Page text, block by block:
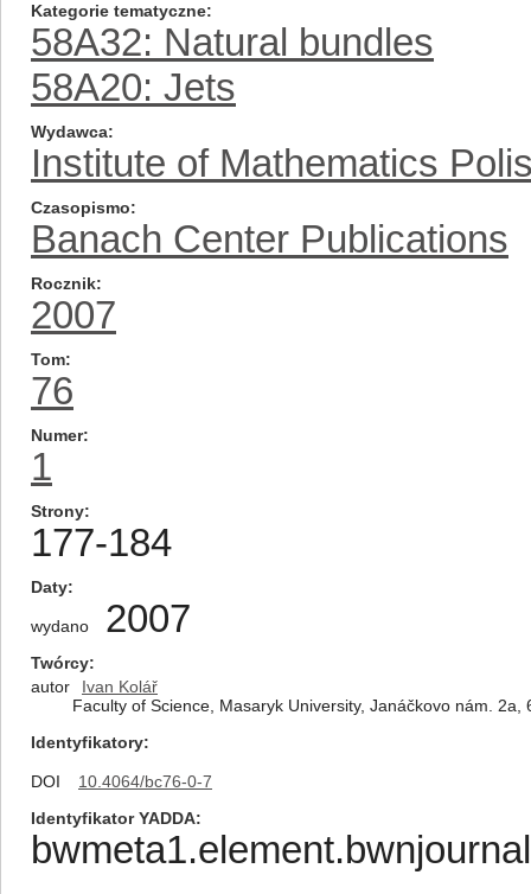
Kategorie tematyczne
58A32: Natural bundles
58A20: Jets
Wydawca
Institute of Mathematics
Czasopismo
Banach Center Publications
Rocznik
2007
Tom
76
Numer
1
Strony
177-184
Daty
wydano 2007
Twórcy
autor
Ivan Kolář
Faculty of Science, Masaryk University, Janáčkovo nám. 2a,
Identyfikatory
DOI
10.4064/bc76-0-7
Identyfikator YADDA